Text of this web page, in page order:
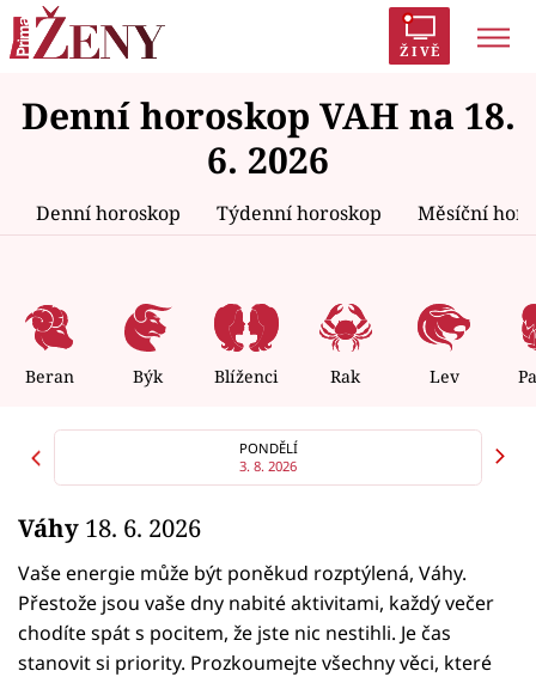
ŽIVĚ
Trendy: Polabí Inspekce Prostřeno!
AYTO?
Zrádci Proměny
Témata
Celebrity
Seriály
Horoskopy
Sledujte prima+
Filmový festival Karlovy Vary
Denní horoskop VAH na 18.
6. 2026
Denní horoskop Týdenní horoskop Měsíční
Beran Býk Blíženci Rak Lev
PONDĚLÍ
3. 8. 2026
Váhy 18. 6. 2026
Vaše energie může být poněkud rozptýlená, Váhy.
Přestože jsou vaše dny nabité aktivitami, každý večer
chodíte spát s pocitem, že jste nic nestihli. Je čas
stanovit si priority. Prozkoumejte všechny věci, které